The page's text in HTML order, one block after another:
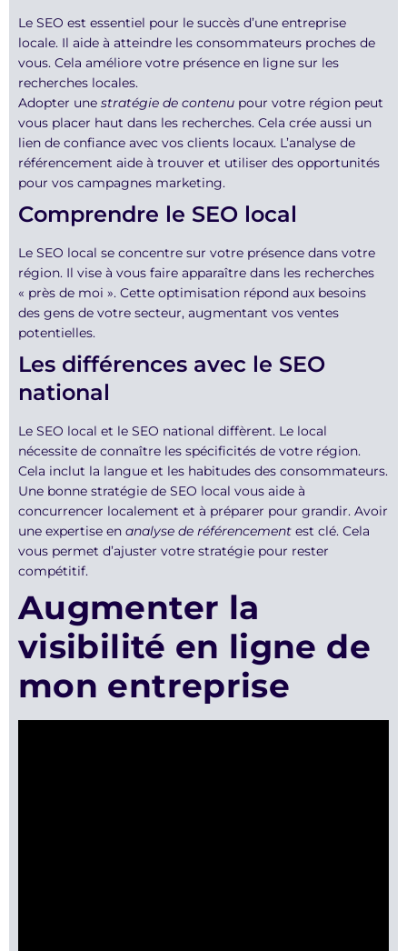
Le SEO est essentiel pour le succès d’une entreprise
locale. Il aide à atteindre les consommateurs proches de
vous. Cela améliore votre présence en ligne sur les
recherches locales.
Adopter une stratégie de contenu pour votre région peut
vous placer haut dans les recherches. Cela crée aussi un
lien de confiance avec vos clients locaux. L’analyse de
référencement aide à trouver et utiliser des opportunités
pour vos campagnes marketing.
Comprendre le SEO local
Le SEO local se concentre sur votre présence dans votre
région. Il vise à vous faire apparaître dans les recherches
« près de moi ». Cette optimisation répond aux besoins
des gens de votre secteur, augmentant vos ventes
potentielles.
Les différences avec le SEO
national
Le SEO local et le SEO national diffèrent. Le local
nécessite de connaître les spécificités de votre région.
Cela inclut la langue et les habitudes des consommateurs.
Une bonne stratégie de SEO local vous aide à
concurrencer localement et à préparer pour grandir. Avoir
une expertise en analyse de référencement est clé. Cela
vous permet d’ajuster votre stratégie pour rester
compétitif.
Augmenter la
visibilité en ligne de
mon entreprise